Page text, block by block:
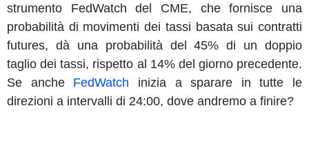
strumento FedWatch del CME, che fornisce una
probabilità di movimenti dei tassi basata sui contratti
futures, dà una probabilità del 45% di un doppio
taglio dei tassi, rispetto al 14% del giorno precedente.
Se anche FedWatch inizia a sparare in tutte le
direzioni a intervalli di 24:00, dove andremo a finire?